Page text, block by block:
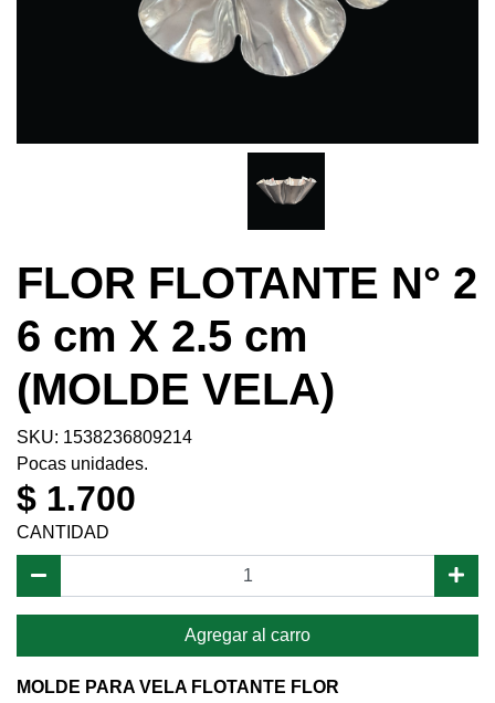
FLOR FLOTANTE N° 2
6 cm X 2.5 cm
(MOLDE VELA)
SKU: 1538236809214
Pocas unidades.
$ 1.700
CANTIDAD
Agregar al carro
MOLDE PARA VELA FLOTANTE FLOR